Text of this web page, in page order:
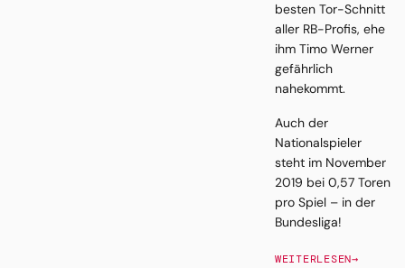
besten Tor-Schnitt
aller RB-Profis, ehe
ihm Timo Werner
gefährlich
nahekommt.
Auch der
Nationalspieler
steht im November
2019 bei 0,57 Toren
pro Spiel – in der
Bundesliga!
WEITERLESEN→